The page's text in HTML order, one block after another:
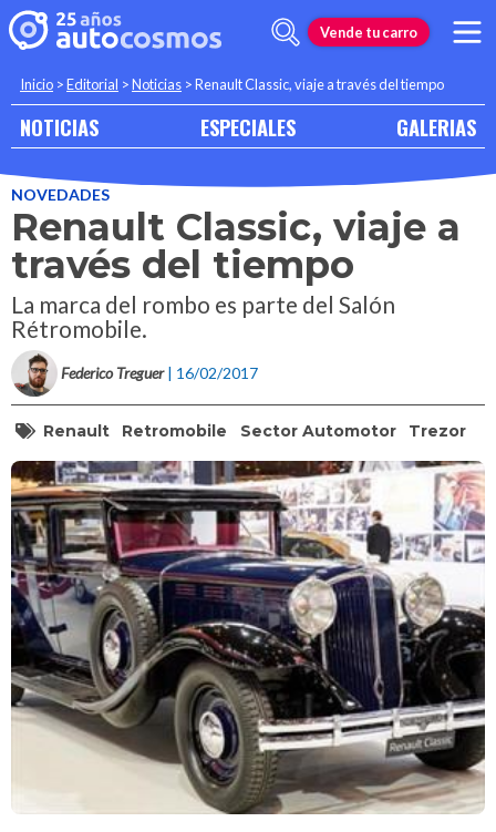
Vende tu carro
Inicio >Editorial >Noticias >Renault Classic, viaje a través del tiempo
NOTICIAS ESPECIALES GALERIAS
NOVEDADES
Renault Classic, viaje a
través del tiempo
La marca del rombo es parte del Salón
Rétromobile.
Federico Treguer | 16/02/2017
Renault Retromobile Sector Automotor Trezor